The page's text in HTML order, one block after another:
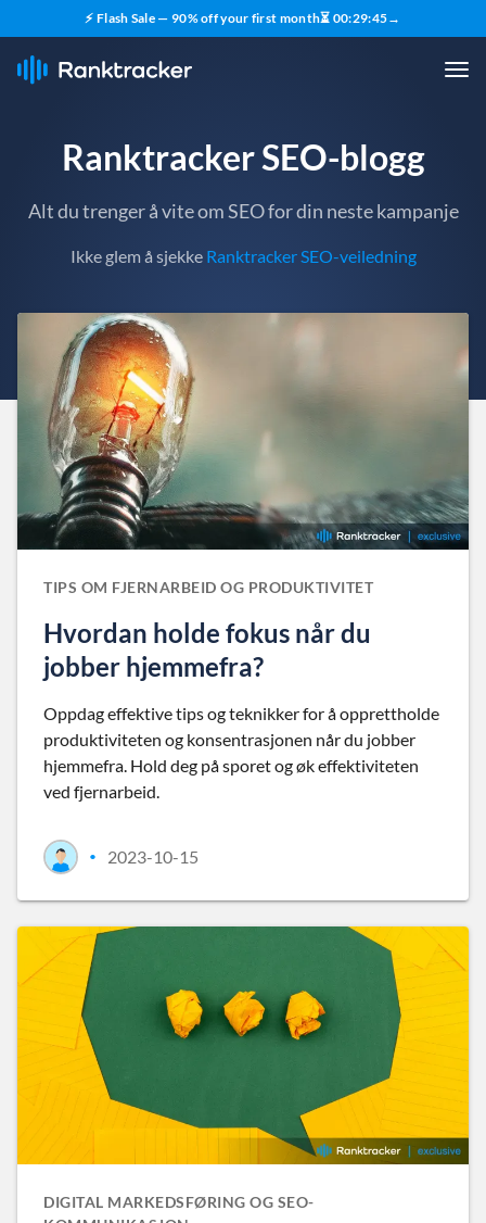
⚡ Flash Sale — 90% off your first month⏳ 00:29:43→
Ranktracker SEO-blogg
Alt du trenger å vite om SEO for din neste kampanje
Ikke glem å sjekke Ranktracker SEO-veiledning
TIPS OM FJERNARBEID OG PRODUKTIVITET
Hvordan holde fokus når du
jobber hjemmefra?
Oppdag effektive tips og teknikker for å opprettholde
produktiviteten og konsentrasjonen når du jobber
hjemmefra. Hold deg på sporet og øk effektiviteten
ved fjernarbeid.
• 2023-10-15
DIGITAL MARKEDSFØRING OG SEO-